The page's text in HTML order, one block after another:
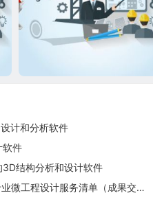
计和分析软件
软件
结构分析和设计软件
工程设计服务清单（成果交付物）